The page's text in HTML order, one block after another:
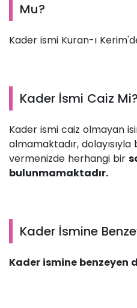
Mu?
Kader ismi Kuran-ı
Kader İsmi Caiz Mi?
Kader ismi caiz olmayan
almamaktadır,
vermenizde herhangi bir
bulunmamaktadır.
Kader İsmine
Kader ismine benzeyen